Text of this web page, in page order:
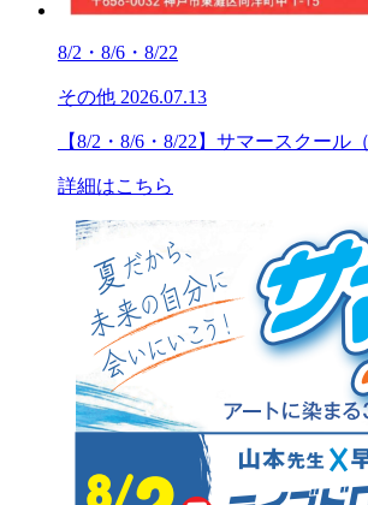
8/2・8/6・8/22
その他 2026.07.13
【8/2・8/6・8/22】サマースクール
詳細はこちら